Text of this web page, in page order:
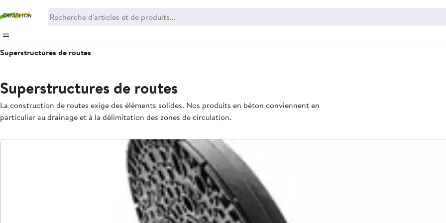
Superstructures de routes
Superstructures de routes
La construction de routes exige des éléments solides. Nos produits en béton conviennent en
particulier au drainage et à la délimitation des zones de circulation.